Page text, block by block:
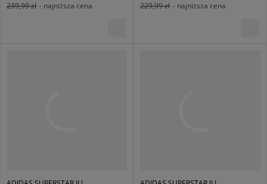
239,99 zł - najniższa cena
229,99 zł - najniższa cena